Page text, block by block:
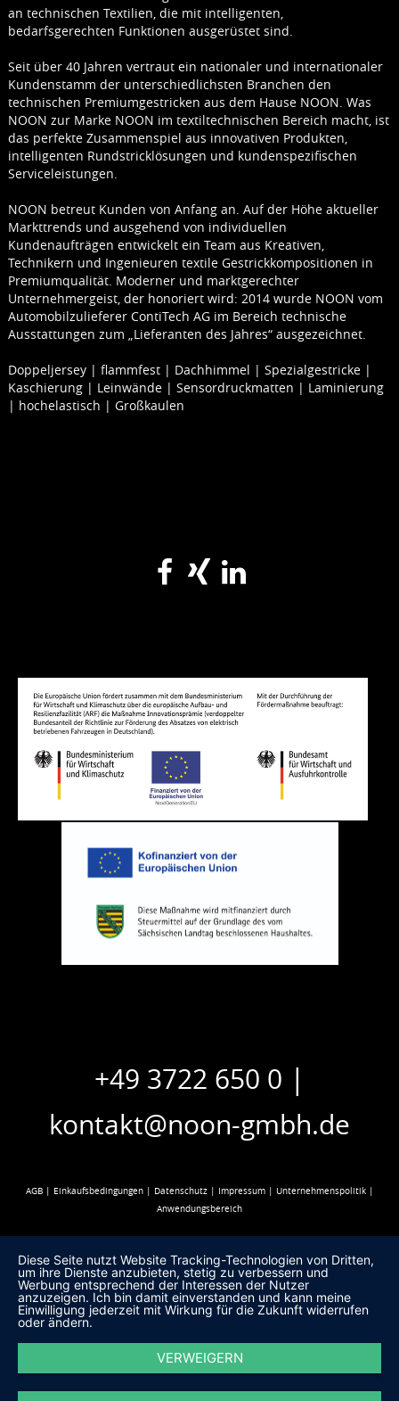
an technischen Textilien, die mit intelligenten,
bedarfsgerechten Funktionen ausgerüstet sind.
Seit über 40 Jahren vertraut ein nationaler und internationaler
Kundenstamm der unterschiedlichsten Branchen den
technischen Premiumgestricken aus dem Hause NOON. Was
NOON zur Marke NOON im textiltechnischen Bereich macht, ist
das perfekte Zusammenspiel aus innovativen Produkten,
intelligenten Rundstricklösungen und kundenspezifischen
Serviceleistungen.
NOON betreut Kunden von Anfang an. Auf der Höhe aktueller
Markttrends und ausgehend von individuellen
Kundenaufträgen entwickelt ein Team aus Kreativen,
Technikern und Ingenieuren textile Gestrickkompositionen in
Premiumqualität. Moderner und marktgerechter
Unternehmergeist, der honoriert wird: 2014 wurde NOON vom
Automobilzulieferer ContiTech AG im Bereich technische
Ausstattungen zum „Lieferanten des Jahres“ ausgezeichnet.
Doppeljersey | flammfest | Dachhimmel | Spezialgestricke |
Kaschierung | Leinwände | Sensordruckmatten | Laminierung
| hochelastisch | Großkaulen
+49 3722 650 0 |
kontakt@noon-gmbh.de
AGB| Einkaufsbedingungen| Datenschutz| Impressum| Unternehmenspolitik
Anwendungsbereich
Diese Seite nutzt Website Tracking-Technologien von Dritten,
um ihre Dienste anzubieten, stetig zu verbessern und
Werbung entsprechend der Interessen der Nutzer
anzuzeigen. Ich bin damit einverstanden und kann meine
Einwilligung jederzeit mit Wirkung für die Zukunft widerrufen
oder ändern.
VERWEIGERN